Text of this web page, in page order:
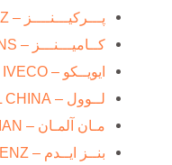
پـــرکیـــنــــز – PERKINZ
کــامیـــنـــز – CUMMINS
ایویــکو – IVECO
لــوول – LOVOL CHINA
مـان آلمـان – MAN
بنــز ایــدم – BENZ